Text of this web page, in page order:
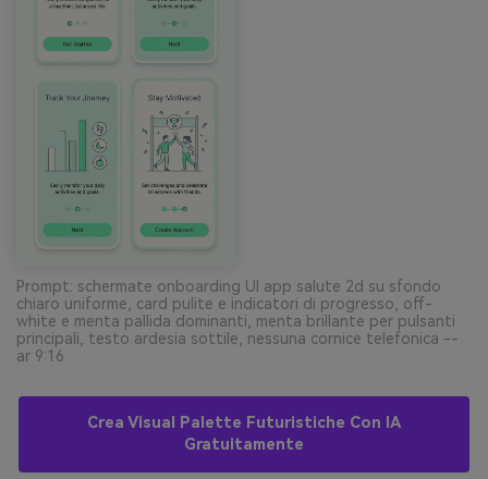
Prompt: schermate onboarding UI app salute 2d su sfondo
chiaro uniforme, card pulite e indicatori di progresso, off-
white e menta pallida dominanti, menta brillante per pulsanti
principali, testo ardesia sottile, nessuna cornice telefonica --
ar 9:16
Crea Visual Palette Futuristiche Con IA
Gratuitamente